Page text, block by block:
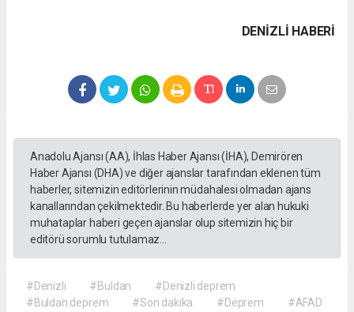
DENIZLI HABERİ
Anadolu Ajansı (AA), İhlas Haber Ajansı (İHA), Demirören
Haber Ajansı (DHA) ve diğer ajanslar tarafından eklenen tüm
haberler, sitemizin editörlerinin müdahalesi olmadan ajans
kanallarından çekilmektedir. Bu haberlerde yer alan hukuki
muhataplar haberi geçen ajanslar olup sitemizin hiç bir
editörü sorumlu tutulamaz...
#Denizli #Buldan
#Denizli deprem
#Buldan deprem
#Son dakika #Deprem
#AFAD